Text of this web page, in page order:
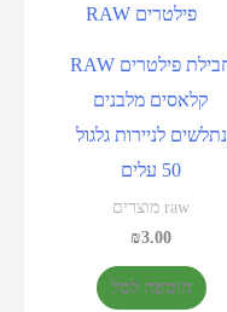
חבילת פילטרים RAW
קלאסים מלבנים
נתלשים לניירות גלגול
50 עלים
raw מוצרים
₪3.00
הוספה לסל